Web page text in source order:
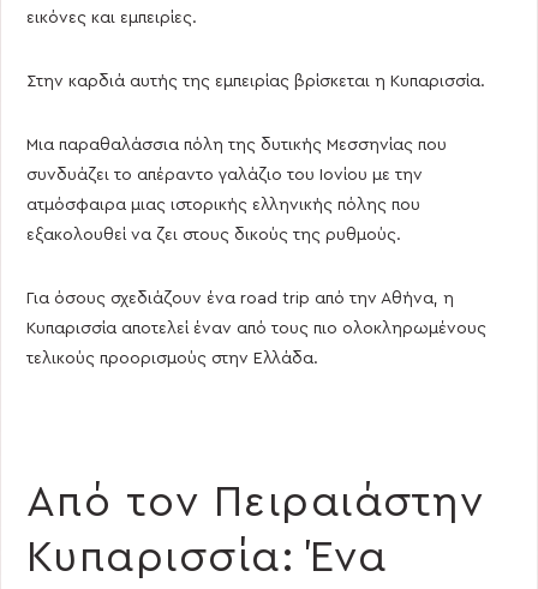
εικόνες και εμπειρίες.
Στην καρδιά αυτής της εμπειρίας βρίσκεται η Κυπαρισσία.
Μια παραθαλάσσια πόλη της δυτικής Μεσσηνίας που
συνδυάζει το απέραντο γαλάζιο του Ιονίου με την
ατμόσφαιρα μιας ιστορικής ελληνικής πόλης που
εξακολουθεί να ζει στους δικούς της ρυθμούς.
Για όσους σχεδιάζουν ένα road trip από την Αθήνα, η
Κυπαρισσία αποτελεί έναν από τους πιο ολοκληρωμένους
τελικούς προορισμούς στην Ελλάδα.
Από τον Πειραιάστην
Κυπαρισσία: Ένα